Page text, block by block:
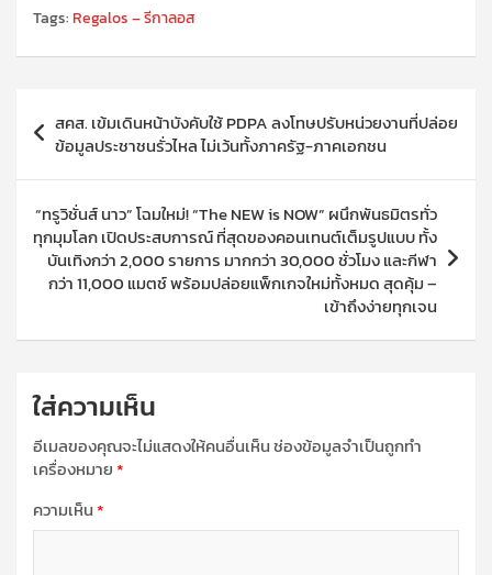
Tags:Regalos – รีกาลอส
แนะแนว
เรื่องสคส. เข้มเดินหน้าบังคับใช้ PDPA ลงโทษปรับหน่วยงานที่ปล่อย
ข้อมูลประชาชนรั่วไหล ไม่เว้นทั้งภาครัฐ-ภาคเอกชน
“ทรูวิชั่นส์ นาว” โฉมใหม่! “The NEW is NOW” ผนึกพันธมิตรทั่ว
ทุกมุมโลก เปิดประสบการณ์ ที่สุดของคอนเทนต์เต็มรูปแบบ ทั้ง
บันเทิงกว่า 2,000 รายการ มากกว่า 30,000 ชั่วโมง และกีฬา
กว่า 11,000 แมตช์ พร้อมปล่อยแพ็กเกจใหม่ทั้งหมด สุดคุ้ม –
เข้าถึงง่ายทุกเจน
ใส่ความเห็น
อีเมลของคุณจะไม่แสดงให้คนอื่นเห็นช่องข้อมูลจำเป็นถูกทำ
เครื่องหมาย*
ความเห็น*